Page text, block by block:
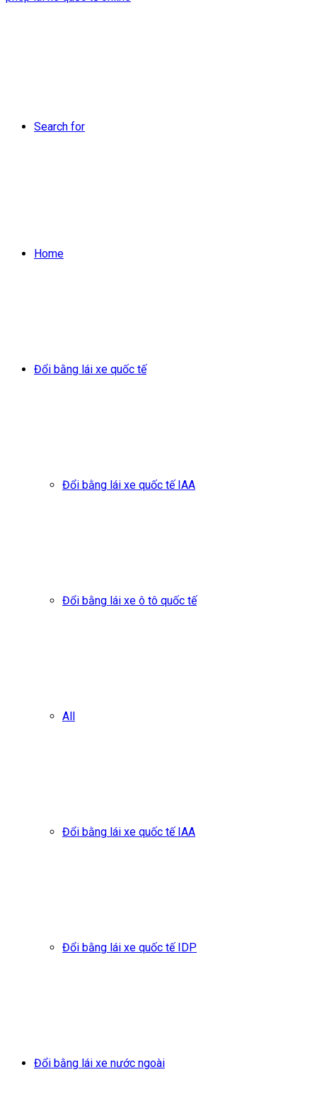
Search for
Home
Đổi bằng lái xe quốc tế
Đổi bằng lái xe quốc tế IAA
Đổi bằng lái xe ô tô quốc tế
All
Đổi bằng lái xe quốc tế IAA
Đổi bằng lái xe quốc tế IDP
Đổi bằng lái xe nước ngoài